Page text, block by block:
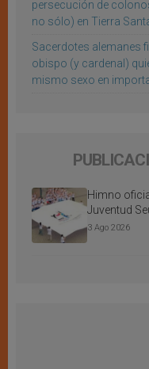
persecución de
no sólo) en Tierra
Sacerdotes alemanes
obispo (y cardenal)
mismo sexo en
Himno
Juventud
3 Ago 2026